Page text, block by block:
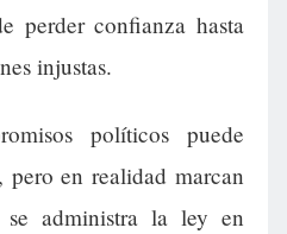
perder confianza hasta
injustas.
políticos puede
pero en realidad marcan
administra la ley en